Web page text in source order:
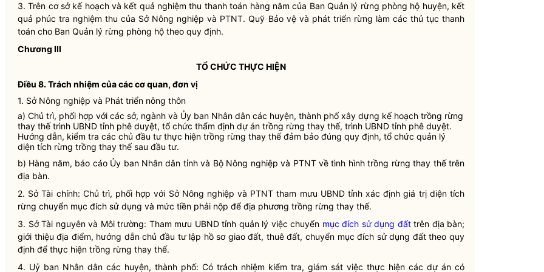
3. Trên cơ sở kế hoạch và kết quả nghiệm thu thanh toán hàng năm của Ban Quản lý rừng phòng hộ huyện, kết
quả phúc tra nghiệm thu của Sở Nông nghiệp và PTNT. Quỹ Bảo vệ và phát triển rừng làm các thủ tục thanh
toán cho Ban Quản lý rừng phòng hộ theo quy định.
Chương III
TỔ CHỨC THỰC HIỆN
Điều 8. Trách nhiệm của các cơ quan, đơn vị
1. Sở Nông nghiệp và Phát triển nông thôn
a) Chủ trì, phối hợp với các sở, ngành và Ủy ban Nhân dân các huyện, thành phố xây dựng kế hoạch trồng rừng
thay thế trình UBND tỉnh phê duyệt, tổ chức thẩm định dự án trồng rừng thay thế, trình UBND tỉnh phê duyệt.
Hướng dẫn, kiểm tra các chủ đầu tư thực hiện trồng rừng thay thế đảm bảo đúng quy định, tổ chức quản lý
diện tích rừng trồng thay thế sau đầu tư.
b) Hàng năm, báo cáo Ủy ban Nhân dân tỉnh và Bộ Nông nghiệp và PTNT về tình hình trồng rừng thay thế trên
địa bàn.
2. Sở Tài chính: Chủ trì, phối hợp với Sở Nông nghiệp và PTNT tham mưu UBND tỉnh xác định giá trị diện tích
rừng chuyển mục đích sử dụng và mức tiền phải nộp để địa phương trồng rừng thay thế.
3. Sở Tài nguyên và Môi trường: Tham mưu UBND tỉnh quản lý việc chuyển mục đích sử dụng đấttrên địa bàn;
giới thiệu địa điểm, hướng dẫn chủ đầu tư lập hồ sơ giao đất, thuê đất, chuyển mục đích sử dụng đấttheo quy
định để thực hiện trồng rừng thay thế.
4. Uỷ ban Nhân dân các huyện, thành phố: Có trách nhiệm kiểm tra, giám sát việc thực hiện các dự án có